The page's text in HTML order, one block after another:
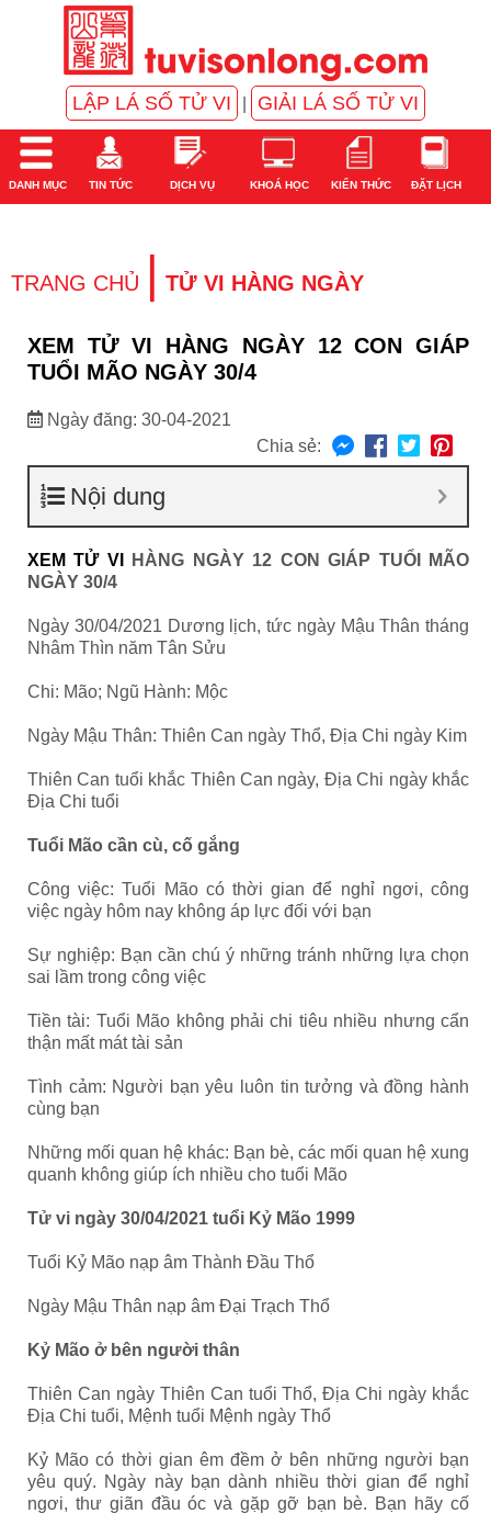
LẬP LÁ SỐ TỬ VI GIẢI LÁ SỐ TỬ VI
DANH MỤC TIN TỨC DỊCH VỤ KHOÁ HỌC KIẾN THỨC ĐẶT LỊCH
TRANG CHỦ | TỬ VI HÀNG NGÀY
XEM TỬ VI HÀNG NGÀY 12 CON GIÁP
TUỔI MÃO NGÀY 30/4
Ngày đăng: 30-04-2021
Chia sẻ:
Nội dung
XEM TỬ VI
HÀNG NGÀY 12 CON GIÁP TUỔI MÃO
NGÀY 30/4
Ngày 30/04/2021 Dương lịch, tức ngày Mậu Thân tháng
Nhâm Thìn năm Tân Sửu
Chi: Mão; Ngũ Hành: Mộc
Ngày Mậu Thân: Thiên Can ngày Thổ, Địa Chi ngày Kim
Thiên Can tuổi khắc Thiên Can ngày, Địa Chi ngày khắc
Địa Chi tuổi
Tuổi Mão cần cù, cố gắng
Công việc: Tuổi Mão có thời gian để nghỉ ngơi, công
việc ngày hôm nay không áp lực đối với bạn
Sự nghiệp: Bạn cần chú ý những tránh những lựa chọn
sai lầm trong công việc
Tiền tài: Tuổi Mão không phải chi tiêu nhiều nhưng cẩn
thận mất mát tài sản
Tình cảm: Người bạn yêu luôn tin tưởng và đồng hành
cùng bạn
Những mối quan hệ khác: Bạn bè, các mối quan hệ xung
quanh không giúp ích nhiều cho tuổi Mão
Tử vi ngày 30/04/2021 tuổi Kỷ Mão 1999
Tuổi Kỷ Mão nạp âm Thành Đầu Thổ
Ngày Mậu Thân nạp âm Đại Trạch Thổ
Kỷ Mão ở bên người thân
Thiên Can ngày Thiên Can tuổi Thổ, Địa Chi ngày khắc
Địa Chi tuổi, Mệnh tuổi Mệnh ngày Thổ
Kỷ Mão có thời gian êm đềm ở bên những người bạn
yêu quý. Ngày này bạn dành nhiều thời gian để nghỉ
ngơi, thư giãn đầu óc và gặp gỡ bạn bè. Bạn hãy cố